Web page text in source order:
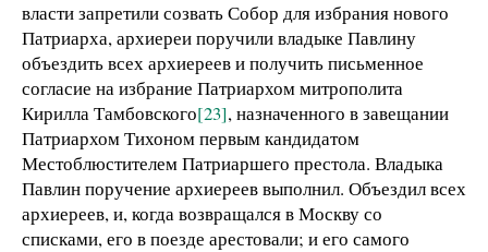
власти запретили созвать Собор для избрания нового
Патриарха, архиереи поручили владыке Павлину
объездить всех архиереев и получить письменное
согласие на избрание Патриархом митрополита
Кирилла Тамбовского[23], назначенного в завещании
Патриархом Тихоном первым кандидатом
Местоблюстителем Патриаршего престола. Владыка
Павлин поручение архиереев выполнил. Объездил всех
архиереев, и, когда возвращался в Москву со
списками, его в поезде арестовали; и его самого